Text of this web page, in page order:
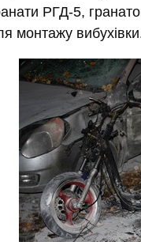
РГД-5,
монтажу